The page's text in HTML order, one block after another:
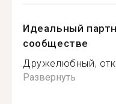
Идеальный
сообществе
Дружeлюбный,
Развернуть